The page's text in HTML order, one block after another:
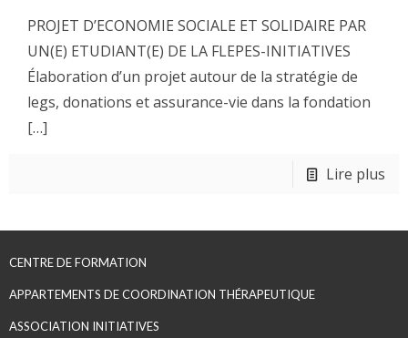
PROJET D’ECONOMIE SOCIALE ET SOLIDAIRE PAR
UN(E) ETUDIANT(E) DE LA FLEPES-INITIATIVES
Élaboration d’un projet autour de la stratégie de
legs, donations et assurance-vie dans la fondation
[…]
Lire plus
CENTRE DE FORMATION
APPARTEMENTS DE COORDINATION THÉRAPEUTIQUE
ASSOCIATION INITIATIVES